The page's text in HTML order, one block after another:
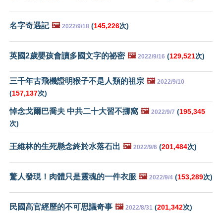
名字奇遇記 🖼️ 2022/9/18 (145,226次)
英國2歲嬰孩會讀多國文字的祕密 🖼️ 2022/9/16 (129,521次)
三千年古飛機證明猴子不是人類的祖宗 🖼️ 2022/9/10
(157,137次)
悼念戈爾巴喬夫 中共二十大習不挪窩 🖼️ 2022/9/7 (195,345
次)
王維林的生死懸念終於水落石出 🖼️ 2022/9/6 (201,484次)
驚人發現！肉體只是靈魂的一件衣服 🖼️ 2022/9/4 (153,289次)
民國高官經歷的不可思議奇事 🖼️ 2022/8/31 (201,342次)